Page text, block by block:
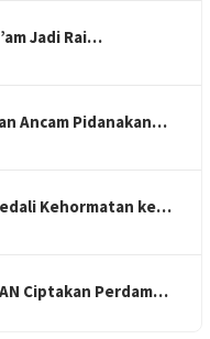
Jadi Rai…
Ancam Pidanakan…
Kehormatan ke…
Ciptakan Perdam…